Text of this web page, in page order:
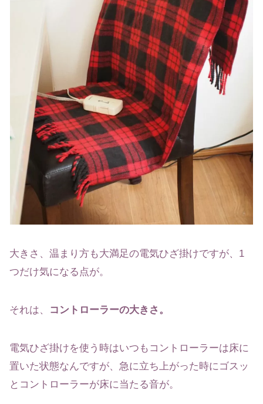
大きさ、温まり方も大満足の電気ひざ掛けですが、1
つだけ気になる点が。
それは、 コントローラーの大きさ。
電気ひざ掛けを使う時はいつもコントローラーは床に
置いた状態なんですが、急に立ち上がった時にゴスッ
とコントローラーが床に当たる音が。